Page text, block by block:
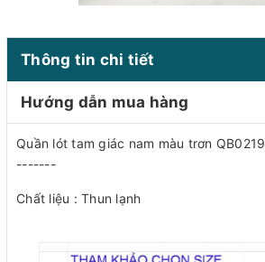
Thông tin chi tiết
Hướng dẫn mua hàng
Quần lót tam giác nam màu trơn QB0219
-------
Chất liệu : Thun lạnh